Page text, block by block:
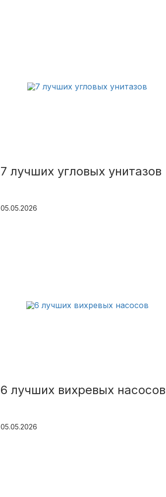
7 лучших угловых унитазов
05.05.2026
6 лучших вихревых насосов
05.05.2026